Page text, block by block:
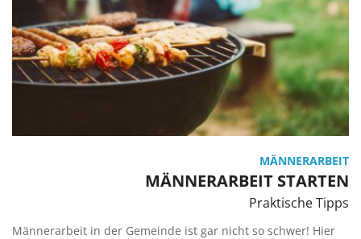
MÄNNERARBEIT
MÄNNERARBEIT STARTEN
Praktische Tipps
Männerarbeit in der Gemeinde ist gar nicht so schwer! Hier